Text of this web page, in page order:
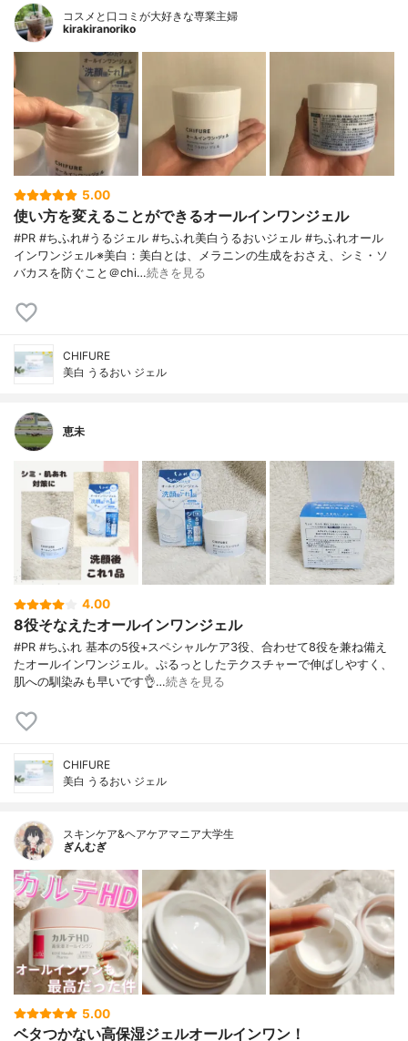
コスメと口コミが大好きな専業主婦
kirakiranoriko
5.00
使い方を変えることができるオールインワンジェル
#PR #ちふれ#うるジェル #ちふれ美白うるおいジェル #ちふれオール
インワンジェル※美白：美白とは、メラニンの生成をおさえ、シミ・ソ
バカスを防ぐこと＠chi…続きを見る
CHIFURE
美白 うるおい ジェル
恵未
4.00
8役そなえたオールインワンジェル
#PR #ちふれ 基本の5役+スペシャルケア3役、合わせて8役を兼ね備え
たオールインワンジェル。ぷるっとしたテクスチャーで伸ばしやすく、
肌への馴染みも早いです👌…続きを見る
CHIFURE
美白 うるおい ジェル
スキンケア&ヘアケアマニア大学生
ぎんむぎ
5.00
ベタつかない高保湿ジェルオールインワン！